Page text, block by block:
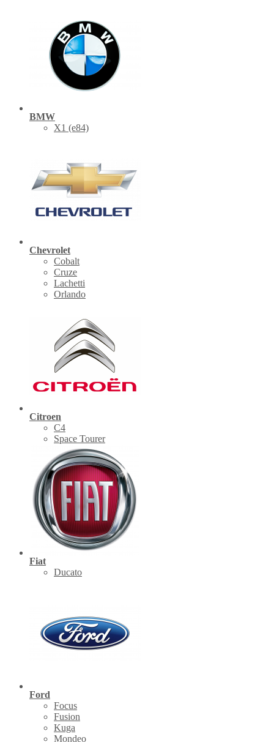
BMW
X1 (е84)
Chevrolet
Cobalt
Cruze
Lachetti
Orlando
Citroen
C4
Space Tourer
Fiat
Ducato
Ford
Focus
Fusion
Kuga
Mondeo